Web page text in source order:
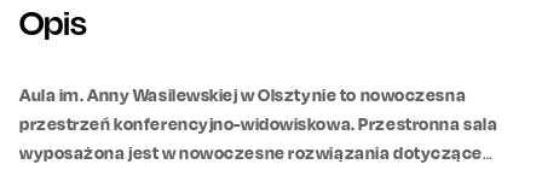
Opis
Aula im. Anny Wasilewskiej w Olsztynie to nowoczesna
przestrzeń konferencyjno-widowiskowa. Przestronna sala
wyposażona jest w nowoczesne rozwiązania dotyczące